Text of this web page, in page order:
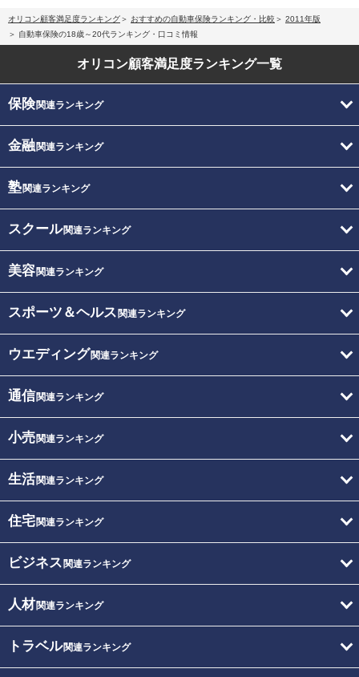
オリコン顧客満足度ランキング おすすめの自動車保険ランキング・比較
2011年版
自動車保険の18歳～20代ランキング・口コミ情報
オリコン顧客満足度ランキング一覧
保険関連ランキング
金融関連ランキング
塾関連ランキング
スクール関連ランキング
美容関連ランキング
スポーツ＆ヘルス 関連ランキング
ウエディング関連ランキング
通信関連ランキング
小売関連ランキング
生活関連ランキング
住宅関連ランキング
ビジネス 関連ランキング
人材関連ランキング
トラベル関連ランキング